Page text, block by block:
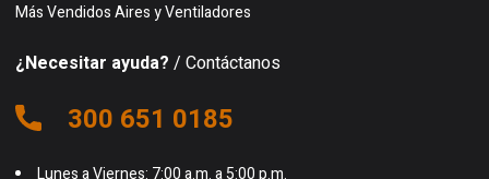
Más Vendidos Aires y Ventiladores
¿Necesitar ayuda? / Contáctanos
300 651 0185
Lunes a Viernes: 7:00 a.m. a 5:00 p.m.